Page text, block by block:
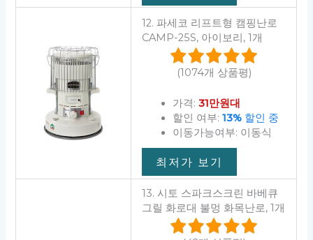
12. 파세코 리프트형 캠핑난로
CAMP-25S, 아이보리, 1개
(1074개 상품평)
가격: 31만원대
할인 여부: 13%할인 중
이동가능여부: 이동식
최저가 보기
13. 시토 스파크스크린 바베큐
그릴 화로대 불멍 화목난로, 1개